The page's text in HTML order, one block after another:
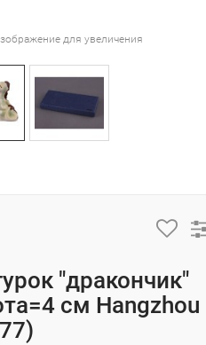
для увеличения
"дракончик"
см Hangzhou